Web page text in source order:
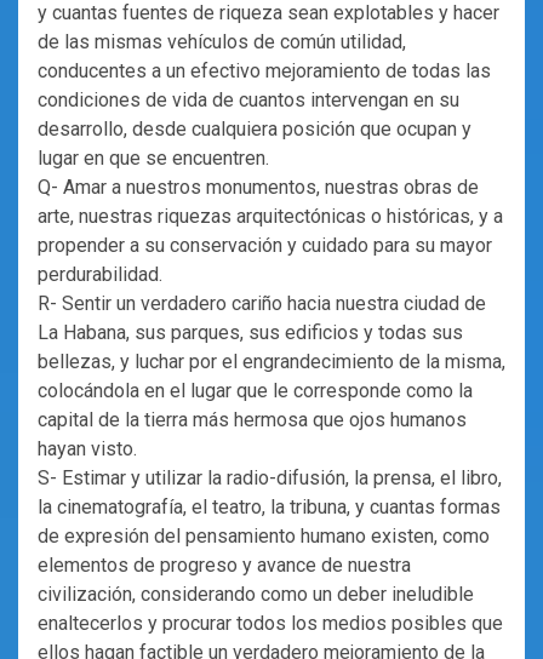
y cuantas fuentes de riqueza sean explotables y hacer
de las mismas vehículos de común utilidad,
conducentes a un efectivo mejoramiento de todas las
condiciones de vida de cuantos intervengan en su
desarrollo, desde cualquiera posición que ocupan y
lugar en que se encuentren.
Q- Amar a nuestros monumentos, nuestras obras de
arte, nuestras riquezas arquitectónicas o históricas, y a
propender a su conservación y cuidado para su mayor
perdurabilidad.
R- Sentir un verdadero cariño hacia nuestra ciudad de
La Habana, sus parques, sus edificios y todas sus
bellezas, y luchar por el engrandecimiento de la misma,
colocándola en el lugar que le corresponde como la
capital de la tierra más hermosa que ojos humanos
hayan visto.
S- Estimar y utilizar la radio-difusión, la prensa, el libro,
la cinematografía, el teatro, la tribuna, y cuantas formas
de expresión del pensamiento humano existen, como
elementos de progreso y avance de nuestra
civilización, considerando como un deber ineludible
enaltecerlos y procurar todos los medios posibles que
ellos hagan factible un verdadero mejoramiento de la